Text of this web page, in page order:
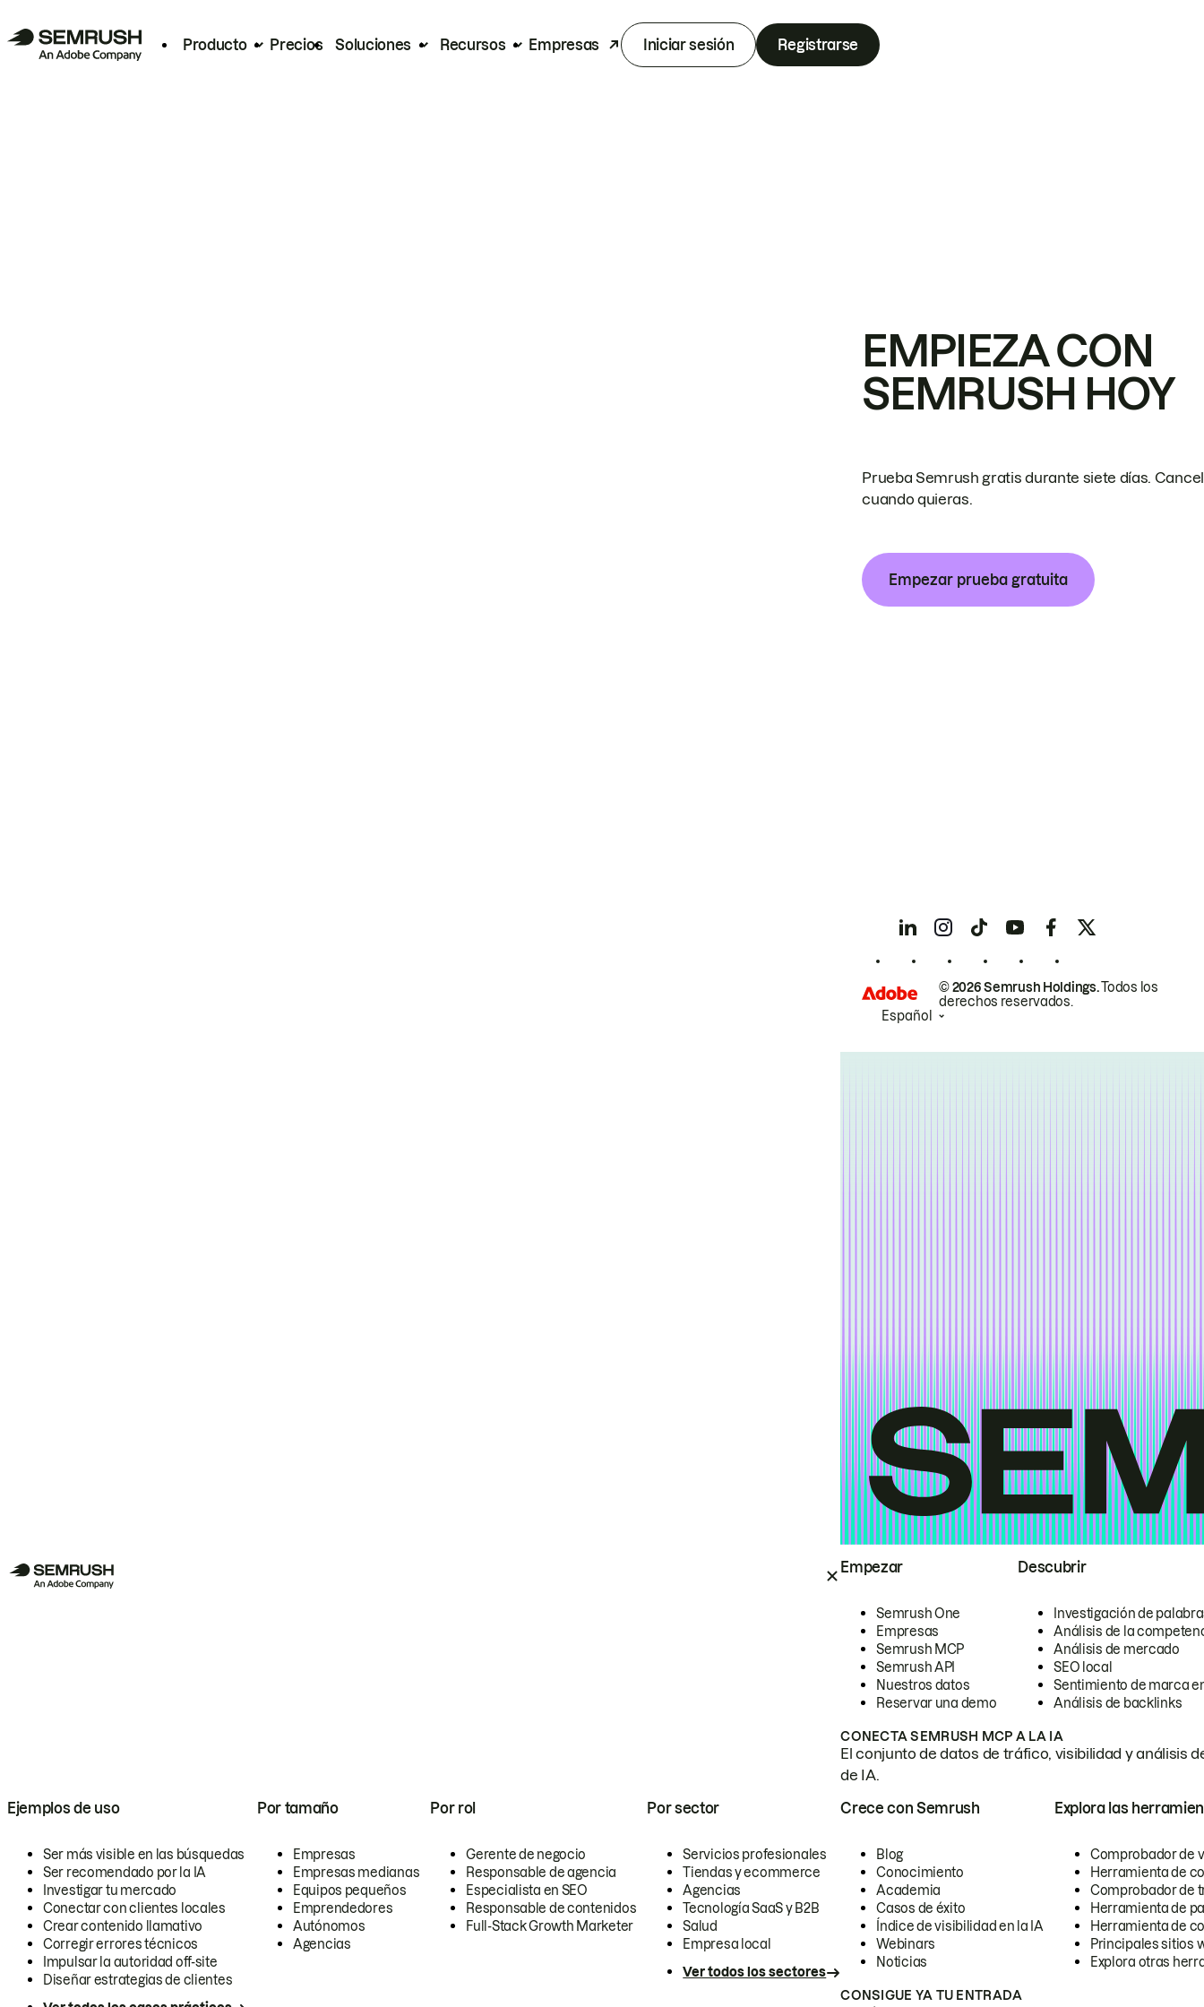
Producto Precios Soluciones Recursos Empresas Iniciar sesión Registrarse
Empezar
Semrush One
Empresas
Semrush MCP
Semrush API
Nuestros datos
Reservar una demo
Descubrir
Investigación de
Análisis de la
Análisis de mercado
SEO local
Sentimiento de marca
Análisis de backlinks
CONECTA SEMRUSH MCP A LA IA
El conjunto de datos de tráfico, visibilidad y análisis
de IA.
Ejemplos de uso
Ser más visible en las búsquedas
Ser recomendado por la IA
Investigar tu mercado
Conectar con clientes locales
Crear contenido llamativo
Corregir errores técnicos
Impulsar la autoridad off-site
Diseñar estrategias de clientes
Por tamaño
Empresas
Empresas medianas
Equipos pequeños
Emprendedores
Autónomos
Agencias
Por rol
Gerente de negocio
Responsable de agencia
Especialista en SEO
Responsable de contenidos
Full-Stack Growth Marketer
Por sector
Servicios profesionales
Tiendas y ecommerce
Agencias
Tecnología SaaS y B2B
Salud
Empresa local
Ver todos los sectores
Crece con Semrush
Blog
Conocimiento
Academia
Casos de éxito
Índice de visibilidad en la IA
Webinars
Noticias
Explora las
Comprobador de
Herramienta de
Comprobador de
Herramienta de
Herramienta de
Principales sitios
Explora otras
CONSIGUE YA TU ENTRADA
EMPIEZA CON
SEMRUSH HOY
Prueba Semrush gratis durante siete días.
cuando quieras.
Empezar prueba gratuita
© 2026 Semrush Holdings.Todos los
derechos reservados.
Español